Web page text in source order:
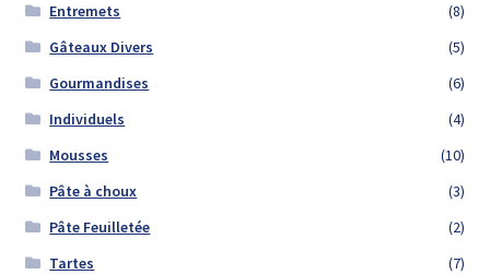
Entremets
(8)
Gâteaux Divers
(5)
Gourmandises
(6)
Individuels
(4)
Mousses
(10)
Pâte à choux
(3)
Pâte Feuilletée
(2)
Tartes
(7)